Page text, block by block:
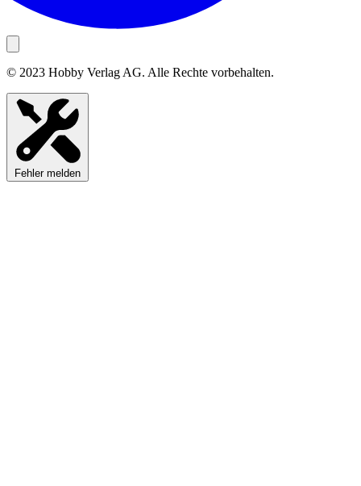
© 2023 Hobby Verlag AG. Alle Rechte vorbehalten.
Fehler melden